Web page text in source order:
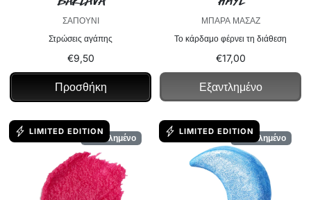
ΣΑΠΟΎΝΙ
Στρώσεις αγάπης
€9,50
Προσθήκη
ΜΠΆΡΑ ΜΑΣΆΖ
Το κάρδαμο φέρνει τη διάθεση
€17,00
Εξαντλημένο
Εξαντλημένο
LIMITED EDITION
Εξαντλημένο
LIMITED EDITION